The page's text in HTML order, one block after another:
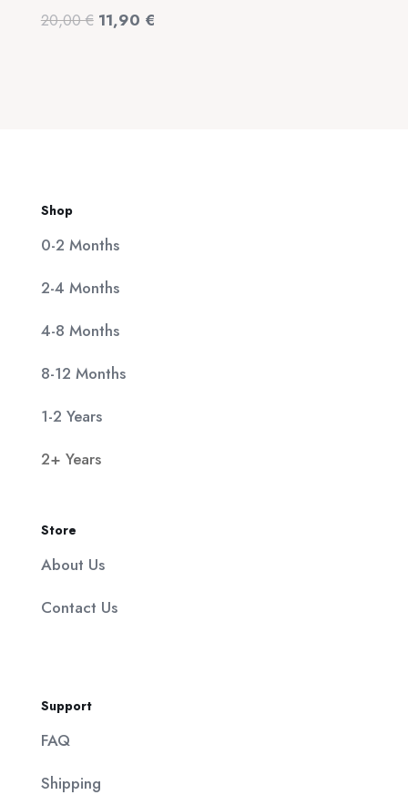
20,00€ Original
11,90 €
Shop
0-2 Months
2-4 Months
4-8 Months
8-12 Months
1-2 Years
2+ Years
Store
About Us
Contact Us
Support
FAQ
Shipping